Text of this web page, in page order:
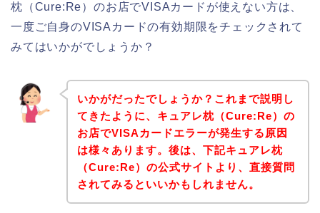
枕（Cure:Re）のお店でVISAカードが使えない方は、
一度ご自身のVISAカードの有効期限をチェックされて
みてはいかがでしょうか？
いかがだったでしょうか？これまで説明し
てきたように、キュアレ枕（Cure:Re）の
お店でVISAカードエラーが発生する原因
は様々あります。後は、下記キュアレ枕
（Cure:Re）の公式サイトより、直接質問
されてみるといいかもしれません。